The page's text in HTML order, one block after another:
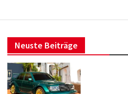
Neuste Beiträge